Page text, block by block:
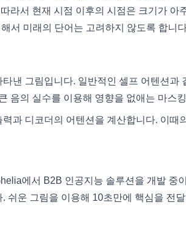
라서 현재 시점 이후의 시점은 크기가 아
서 미래의 단어는 고려하지 않도록 합니
낸 그림입니다. 일반적인 셀프 어텐션과
음의 실수를 이용해 영향을 없애는 마스
과 디코더의 어텐션을 계산합니다. 이때
에서 B2B 인공지능 솔루션을 개발 중
운 그림을 이용해 10초만에 핵심을 전